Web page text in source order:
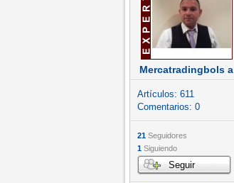
Mercatradingbols a
Artículos: 611
Comentarios: 0
21 Seguidores
1 Siguiendo
Seguir